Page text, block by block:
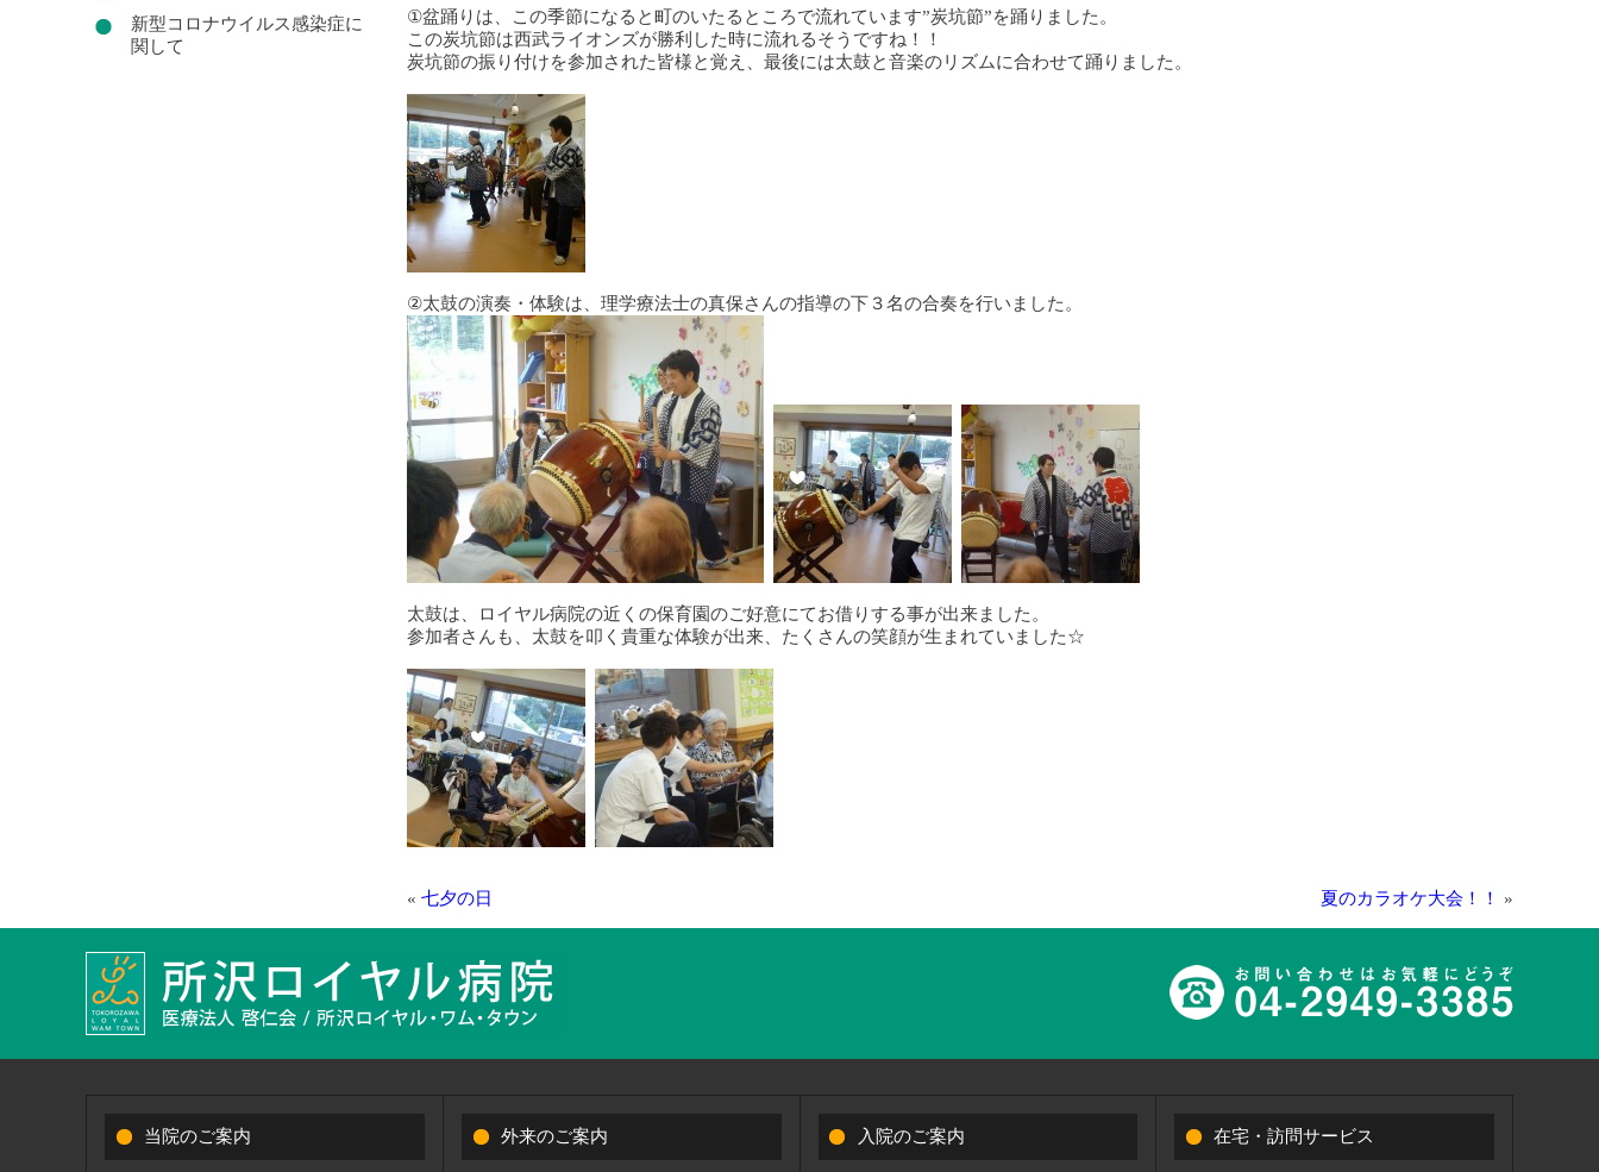
①盆踊りは、この季節になると町のいたるところで流れています”炭坑節”を踊りました。
この炭坑節は西武ライオンズが勝利した時に流れるそうですね！！
炭坑節の振り付けを参加された皆様と覚え、最後には太鼓と音楽のリズムに合わせて踊りました。
②太鼓の演奏・体験は、理学療法士の真保さんの指導の下３名の合奏を行いました。
太鼓は、ロイヤル病院の近くの保育園のご好意にてお借りする事が出来ました。
参加者さんも、太鼓を叩く貴重な体験が出来、たくさんの笑顔が生まれていました☆
« 七夕の日 夏のカラオケ大会！！ »
新型コロナウイルス感染症に
関して
当院のご案内 外来のご案内 入院のご案内 在宅・訪問サービス